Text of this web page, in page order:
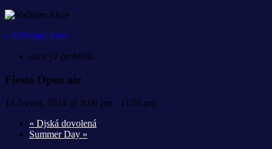
« Všechny Akce
akce již proběhla.
Fiesta Open air
14 června, 2014 @ 8:00 pm - 11:50 pm
« Djská dovolená
Summer Day »